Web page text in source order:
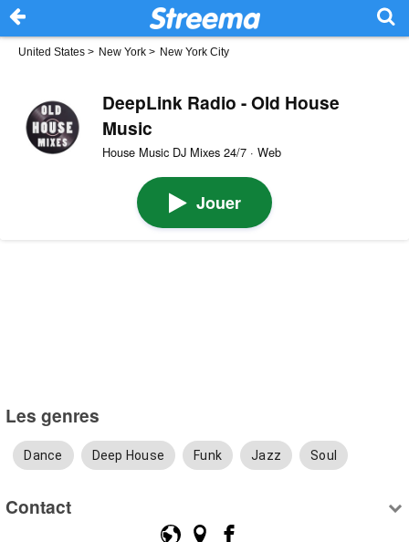
United States > New York > New York City
DeepLink Radio - Old House
Music
House Music DJ Mixes 24/7 · Web
Jouer
Les genres
Dance Deep House Funk Jazz Soul
Contact